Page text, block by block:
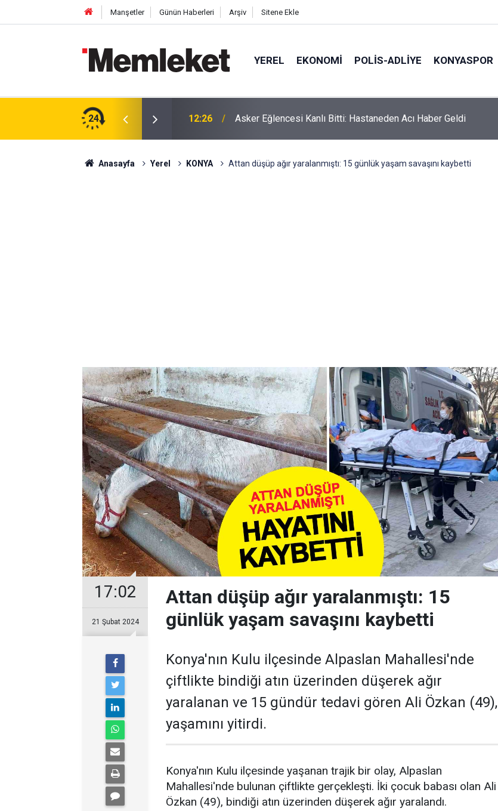
Manşetler Günün Haberleri Arşiv Sitene Ekle
YEREL EKONOMI POLİS-ADLİYE KONYASPOR
24 12:26 Asker Eğlencesi Kanlı Bitti: Hastaneden Acı Haber Geldi
Anasayfa Yerel KONYA Attan düşüp ağır yaralanmıştı: 15 günlük yaşam savaşını kaybetti
17:02
21 Şubat 2024
Attan düşüp ağır yaralanmıştı: 15
günlük yaşam savaşını kaybetti
Konya'nın Kulu ilçesinde Alpaslan Mahallesi'nde
çiftlikte bindiği atın üzerinden düşerek ağır
yaralanan ve 15 gündür tedavi gören Ali Özkan (49),
yaşamını yitirdi.
Konya'nın Kulu ilçesinde yaşanan trajik bir olay, Alpaslan
Mahallesi'nde bulunan çiftlikte gerçekleşti. İki çocuk babası olan Ali
Özkan (49), bindiği atın üzerinden düşerek ağır yaralandı.